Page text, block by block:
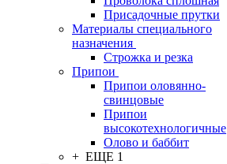
Присадочные прутки
Материалы специального
назначения
Строжка и резка
Припои
Припои оловянно-
свинцовые
Припои
высокотехнологичные
Олово и баббит
+ ЕЩЕ 1